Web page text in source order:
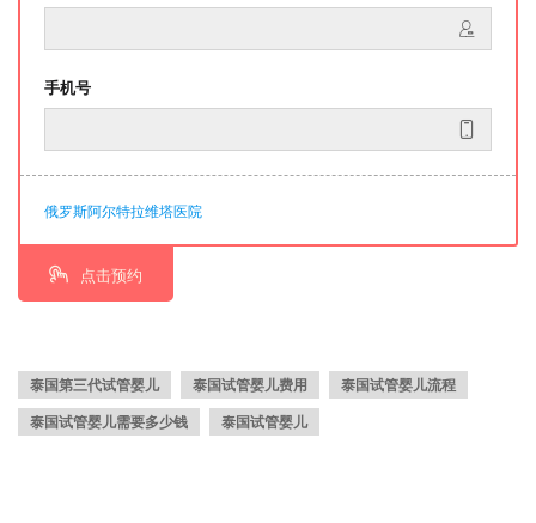
手机号
俄罗斯阿尔特拉维塔医院
点击预约
泰国第三代试管婴儿 泰国试管婴儿费用
泰国试管婴儿流程
泰国试管婴儿需要多少钱
泰国试管婴儿